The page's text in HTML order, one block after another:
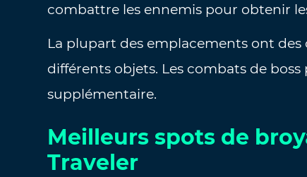
combattre les ennemis pour obtenir
La plupart des emplacements ont
différents objets. Les combats de
supplémentaire.
Meilleurs spots de
Traveler